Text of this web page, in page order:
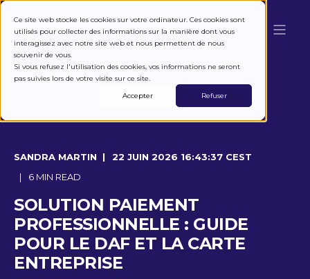
Ce site web stocke les cookies sur votre ordinateur. Ces cookies sont
utilisés pour collecter des informations sur la manière dont vous
interagissez avec notre site web et nous permettent de nous
souvenir de vous.
Si vous refusez l'utilisation des cookies, vos informations ne seront
pas suivies lors de votre visite sur ce site.
Accepter
Refuser
SANDRA MARTIN
22 JUIN 2026 16:43:37 CEST
6 MIN READ
SOLUTION PAIEMENT
PROFESSIONNELLE : GUIDE
POUR LE DAF ET LA CARTE
ENTREPRISE